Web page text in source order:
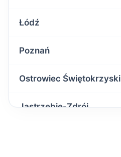
Łódź
Poznań
Ostrowiec Świętokrzyski
Jastrzębie-Zdrój